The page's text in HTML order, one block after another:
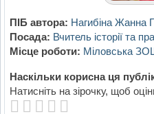
ПІБ автора: Нагибіна Жанна
Посада: Вчитель історії та
Місце роботи: Міловська ЗОШ
Наскільки корисна ця
Натисніть на зірочку, щоб